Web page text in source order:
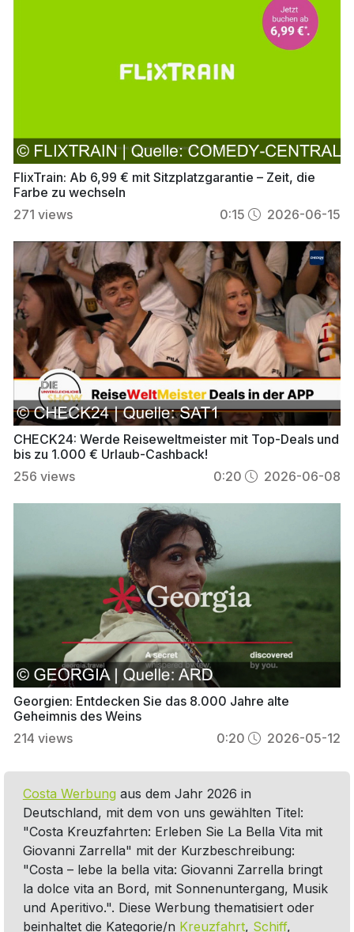
FlixTrain: Ab 6,99 € mit Sitzplatzgarantie – Zeit, die
Farbe zu wechseln
271 views 0:15 2026-06-15
CHECK24: Werde Reiseweltmeister mit Top-Deals und
bis zu 1.000 € Urlaub-Cashback!
256 views 0:20 2026-06-08
Georgien: Entdecken Sie das 8.000 Jahre alte
Geheimnis des Weins
214 views 0:20 2026-05-12
Costa Werbung aus dem Jahr 2026 in
Deutschland, mit dem von uns gewählten Titel:
"Costa Kreuzfahrten: Erleben Sie La Bella Vita mit
Giovanni Zarrella" mit der Kurzbeschreibung:
"Costa – lebe la bella vita: Giovanni Zarrella bringt
la dolce vita an Bord, mit Sonnenuntergang, Musik
und Aperitivo.". Diese Werbung thematisiert oder
beinhaltet die Kategorie/n Kreuzfahrt, Schiff,